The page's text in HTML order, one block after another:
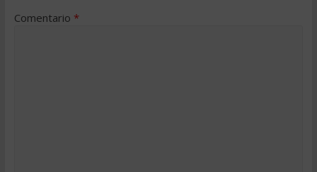
Comentario *